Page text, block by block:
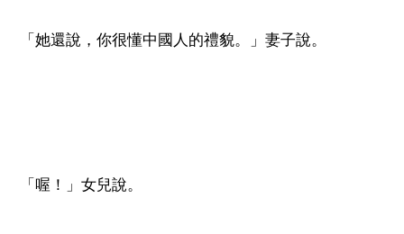
「她還說，你很懂中國人的禮貌。」妻子說。
「喔！」女兒說。